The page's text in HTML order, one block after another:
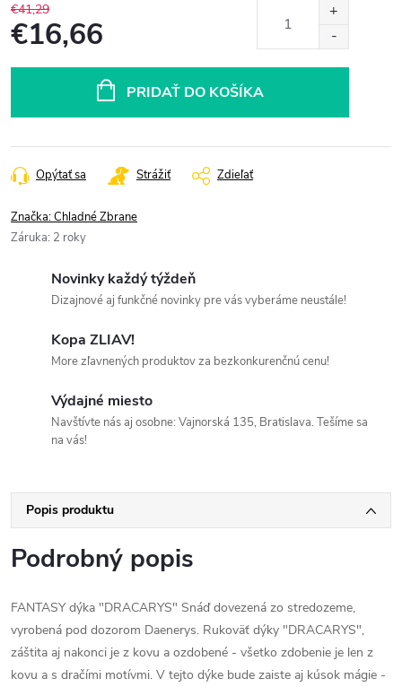
€41,29
€16,66
PRIDAŤ DO KOŠÍKA
Opýtať sa Strážiť Zdieľať
Značka:Chladné Zbrane
Záruka: 2 roky
Novinky každý týždeň
Dizajnové aj funkčné novinky pre vás vyberáme neustále!
Kopa ZLIAV!
More zľavnených produktov za bezkonkurenčnú cenu!
Výdajné miesto
Navštívte nás aj osobne: Vajnorská 135, Bratislava. Tešíme sa
na vás!
Popis produktu
Podrobný popis
FANTASY dýka "DRACARYS" Snáď dovezená zo stredozeme,
vyrobená pod dozorom Daenerys. Rukoväť dýky "DRACARYS",
záštita aj nakonci je z kovu a ozdobené - všetko zdobenie je len z
kovu a s dračími motívmi. V tejto dýke bude zaiste aj kúsok mágie -